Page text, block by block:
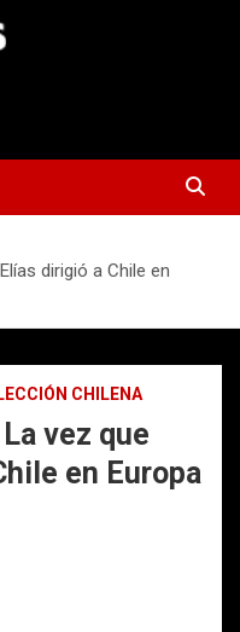
dirigió a Chile en
CHILENA
vez que
en Europa